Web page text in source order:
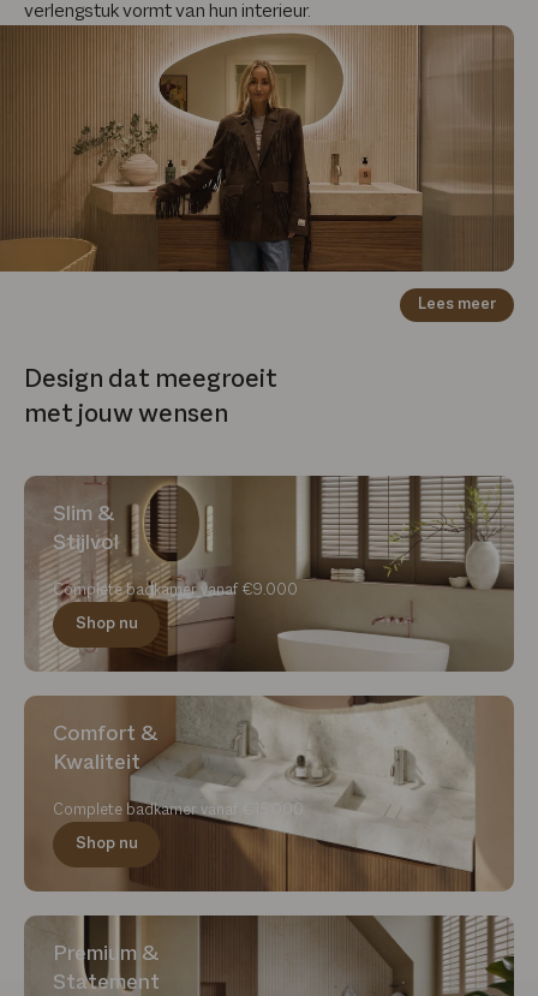
Lees meer
verlengstuk vormt van hun interieur.
Design dat meegroeit
met jouw wensen
Slim &
Stijlvol
Complete badkamer vanaf €9.000
Shop nu
Comfort &
Kwaliteit
Complete badkamer vanaf €15.000
Shop nu
Premium &
Statement